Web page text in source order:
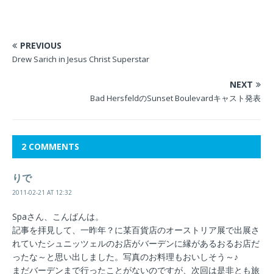
PREVIOUS
Drew Sarich in Jesus Christ Superstar
NEXT
Bad HersfeldのSunset Boulevardキャスト発表
2 COMMENTS
りで
2011-02-21 AT 12:32
Spaさん、こんばんは。
記事を拝見して、一昨年？に某百貨店のオーストリア展で出展さ
れていたシュニッツェルのお店がバーデンに縁があるおるお店だ
ったな～と思い出しました。写真のお料理もおいしそう～♪
まだバーデンまで行ったことがないのですが、次回は是非とも旅